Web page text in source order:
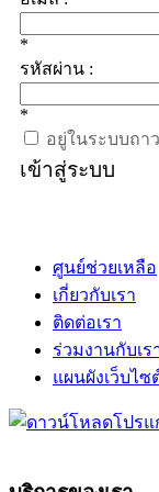
*
รหัสผ่าน :
*
อยู่ในระบบถา
เข้าสู่ระบบ
ศูนย์ช่วยเหลือ
เกี่ยวกับเรา
ติดต่อเรา
ร่วมงานกับเร
แผนผังเว็บไซ